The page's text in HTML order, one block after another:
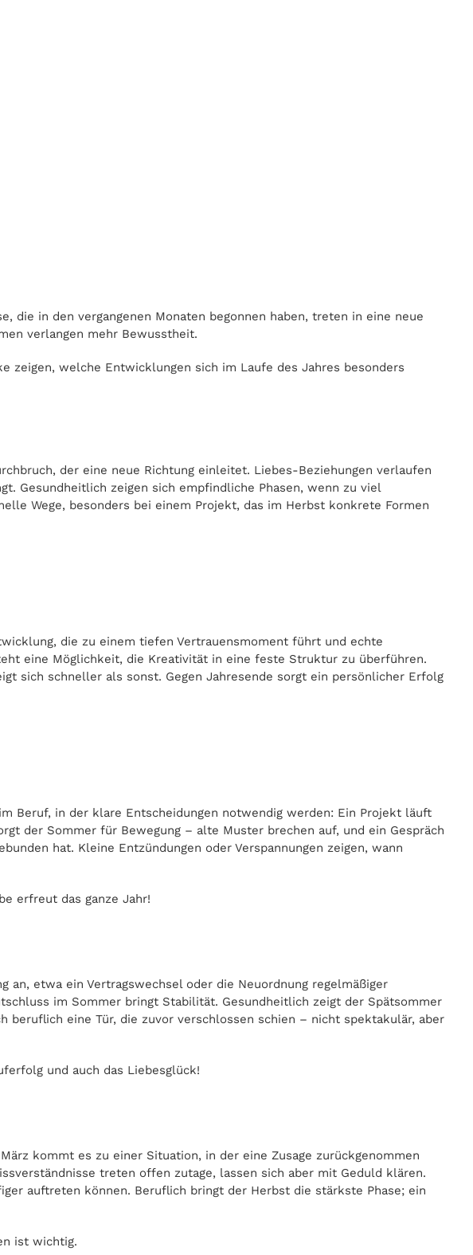
die in den vergangenen Monaten begonnen haben, treten in eine neue
verlangen mehr Bewusstheit.
zeigen, welche Entwicklungen sich im Laufe des Jahres besonders
der eine neue Richtung einleitet. Liebes-Beziehungen verlaufen
Gesundheitlich zeigen sich empfindliche Phasen, wenn zu viel
Wege, besonders bei einem Projekt, das im Herbst konkrete Formen
die zu einem tiefen Vertrauensmoment führt und echte
eine Möglichkeit, die Kreativität in eine feste Struktur zu überführen.
sich schneller als sonst. Gegen Jahresende sorgt ein persönlicher Erfolg
Beruf, in der klare Entscheidungen notwendig werden: Ein Projekt läuft
der Sommer für Bewegung – alte Muster brechen auf, und ein Gespräch
hat. Kleine Entzündungen oder Verspannungen zeigen, wann
erfreut das ganze Jahr!
etwa ein Vertragswechsel oder die Neuordnung regelmäßiger
im Sommer bringt Stabilität. Gesundheitlich zeigt der Spätsommer
beruflich eine Tür, die zuvor verschlossen schien – nicht spektakulär, aber
und auch das Liebesglück!
kommt es zu einer Situation, in der eine Zusage zurückgenommen
treten offen zutage, lassen sich aber mit Geduld klären.
auftreten können. Beruflich bringt der Herbst die stärkste Phase; ein
ist wichtig.